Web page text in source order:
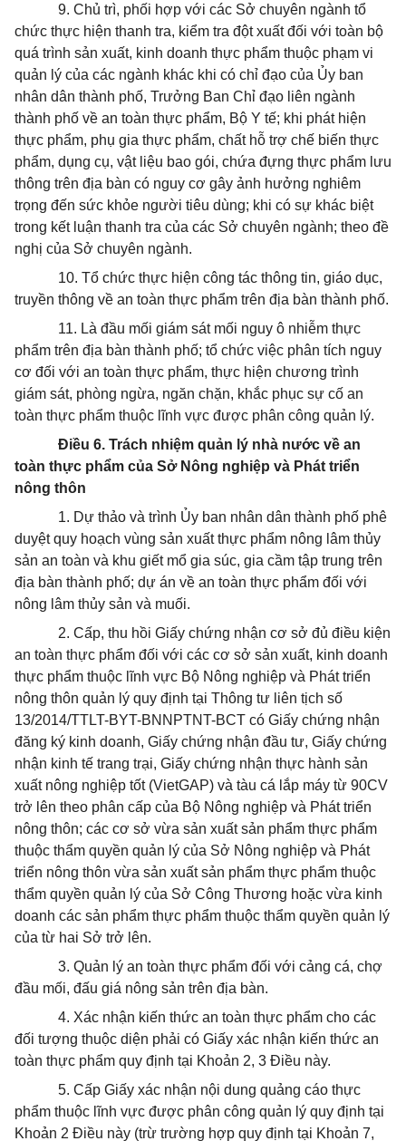
9. Chủ trì, phối hợp với các Sở chuyên ngành tổ
chức thực hiện thanh tra, kiểm tra đột xuất đối với toàn bộ
quá trình sản xuất, kinh doanh thực phẩm thuộc phạm vi
quản lý của các ngành khác khi có chỉ đạo của Ủy ban
nhân dân thành phố, Trưởng Ban Chỉ đạo liên ngành
thành phố về an toàn thực phẩm, Bộ Y tế; khi phát hiện
thực phẩm, phụ gia thực phẩm, chất hỗ trợ chế biến thực
phẩm, dụng cụ, vật liệu bao gói, chứa đựng thực phẩm lưu
thông trên địa bàn có nguy cơ gây ảnh hưởng nghiêm
trọng đến sức khỏe người tiêu dùng; khi có sự khác biệt
trong kết luận thanh tra của các Sở chuyên ngành; theo đề
nghị của Sở chuyên ngành.
10. Tổ chức thực hiện công tác thông tin, giáo dục,
truyền thông về an toàn thực phẩm trên địa bàn thành phố.
11. Là đầu mối giám sát mối nguy ô nhiễm thực
phẩm trên địa bàn thành phố; tổ chức việc phân tích nguy
cơ đối với an toàn thực phẩm, thực hiện chương trình
giám sát, phòng ngừa, ngăn chặn, khắc phục sự cố an
toàn thực phẩm thuộc lĩnh vực được phân công quản lý.
Điều 6. Trách nhiệm quản lý nhà nước về an
toàn thực phẩm của Sở Nông nghiệp và Phát triển
nông thôn
1. Dự thảo và trình Ủy ban nhân dân thành phố phê
duyệt quy hoạch vùng sản xuất thực phẩm nông lâm thủy
sản an toàn và khu giết mổ gia súc, gia cầm tập trung trên
địa bàn thành phố; dự án về an toàn thực phẩm đối với
nông lâm thủy sản và muối.
2. Cấp, thu hồi Giấy chứng nhận cơ sở đủ điều kiện
an toàn thực phẩm đối với các cơ sở sản xuất, kinh doanh
thực phẩm thuộc lĩnh vực Bộ Nông nghiệp và Phát triển
nông thôn quản lý quy định tại Thông tư liên tịch số
13/2014/TTLT-BYT-BNNPTNT-BCT có Giấy chứng nhận
đăng ký kinh doanh, Giấy chứng nhận đầu tư, Giấy chứng
nhận kinh tế trang trại, Giấy chứng nhận thực hành sản
xuất nông nghiệp tốt (VietGAP) và tàu cá lắp máy từ 90CV
trở lên theo phân cấp của Bộ Nông nghiệp và Phát triển
nông thôn; các cơ sở vừa sản xuất sản phẩm thực phẩm
thuộc thẩm quyền quản lý của Sở Nông nghiệp và Phát
triển nông thôn vừa sản xuất sản phẩm thực phẩm thuộc
thẩm quyền quản lý của Sở Công Thương hoặc vừa kinh
doanh các sản phẩm thực phẩm thuộc thẩm quyền quản lý
của từ hai Sở trở lên.
3. Quản lý an toàn thực phẩm đối với cảng cá, chợ
đầu mối, đấu giá nông sản trên địa bàn.
4. Xác nhận kiến thức an toàn thực phẩm cho các
đối tượng thuộc diện phải có Giấy xác nhận kiến thức an
toàn thực phẩm quy định tại Khoản 2, 3 Điều này.
5. Cấp Giấy xác nhận nội dung quảng cáo thực
phẩm thuộc lĩnh vực được phân công quản lý quy định tại
Khoản 2 Điều này (trừ trường hợp quy định tại Khoản 7,